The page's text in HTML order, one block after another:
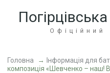
Enter)
Погірцівська
Офіційний
Головна → Інформація для
композиція «Шевченко – наш!